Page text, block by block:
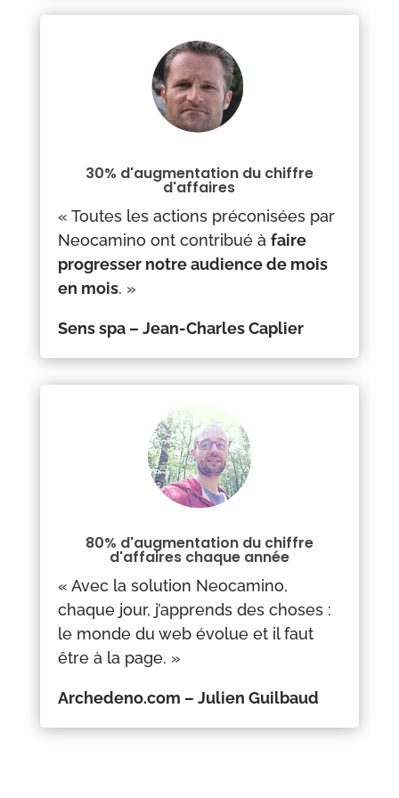
30% d'augmentation du chiffre
d'affaires
« Toutes les actions préconisées par
Neocamino ont contribué à faire
progresser notre audience de mois
en mois. »
Sens spa – Jean-Charles Caplier
80% d'augmentation du chiffre
d'affaires chaque année
« Avec la solution Neocamino,
chaque jour, j’apprends des choses :
le monde du web évolue et il faut
être à la page. »
Archedeno.com – Julien Guilbaud